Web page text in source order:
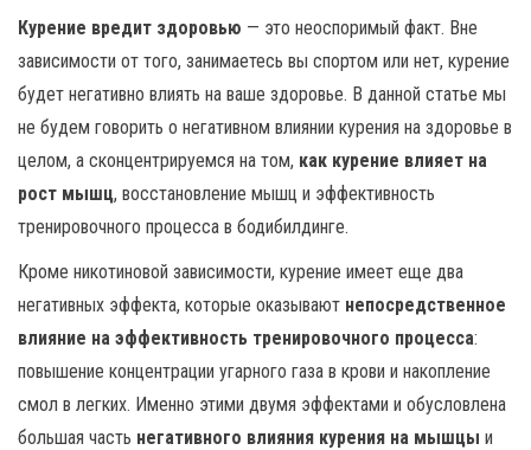
Курение вредит здоровью — это неоспоримый факт. Вне
зависимости от того, занимаетесь вы спортом или нет, курение
будет негативно влиять на ваше здоровье. В данной статье мы
не будем говорить о негативном влиянии курения на здоровье в
целом, а сконцентрируемся на том, как курение влияет на
рост мышц, восстановление мышц и эффективность
тренировочного процесса в бодибилдинге.
Кроме никотиновой зависимости, курение имеет еще два
негативных эффекта, которые оказывают непосредственное
влияние на эффективность тренировочного процесса:
повышение концентрации угарного газа в крови и накопление
смол в легких. Именно этими двумя эффектами и обусловлена
большая часть негативного влияния курения на мышцы и